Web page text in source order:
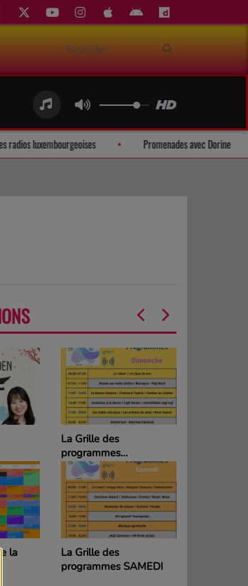
radios luxembourgeoises Promenades avec Dorine
la
La Grille des
programmes
DIMANCHE
La Grille des
programmes SAMEDI